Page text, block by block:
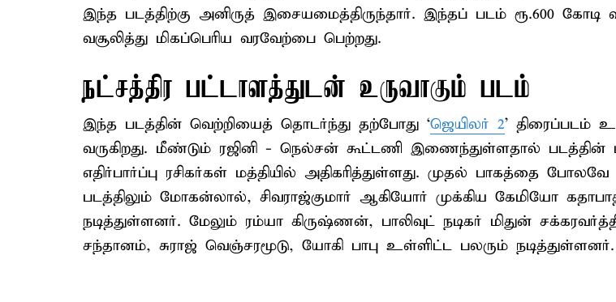
இந்த படத்திற்கு அனிருத் இசையமைத்திருந்தார். இந்தப் படம் ரூ.600 கோடி
வசூலித்து மிகப்பெரிய வரவேற்பை பெற்றது.
நட்சத்திர பட்டாளத்துடன் உருவாகும் படம்
இந்த படத்தின் வெற்றியைத் தொடர்ந்து தற்போது ‘ஜெயிலர் 2’ திரைப்படம்
வருகிறது. மீண்டும் ரஜினி - நெல்சன் கூட்டணி இணைந்துள்ளதால் படத்தின்
எதிர்பார்ப்பு ரசிகர்கள் மத்தியில் அதிகரித்துள்ளது. முதல் பாகத்தை
படத்திலும் மோகன்லால், சிவராஜ்குமார் ஆகியோர் முக்கிய கேமியோ
நடித்துள்ளனர். மேலும் ரம்யா கிருஷ்ணன், பாலிவுட் நடிகர் மிதுன்
சந்தானம், சுராஜ் வெஞ்சரமூடு, யோகி பாபு உள்ளிட்ட பலரும் நடித்துள்ளனர்.